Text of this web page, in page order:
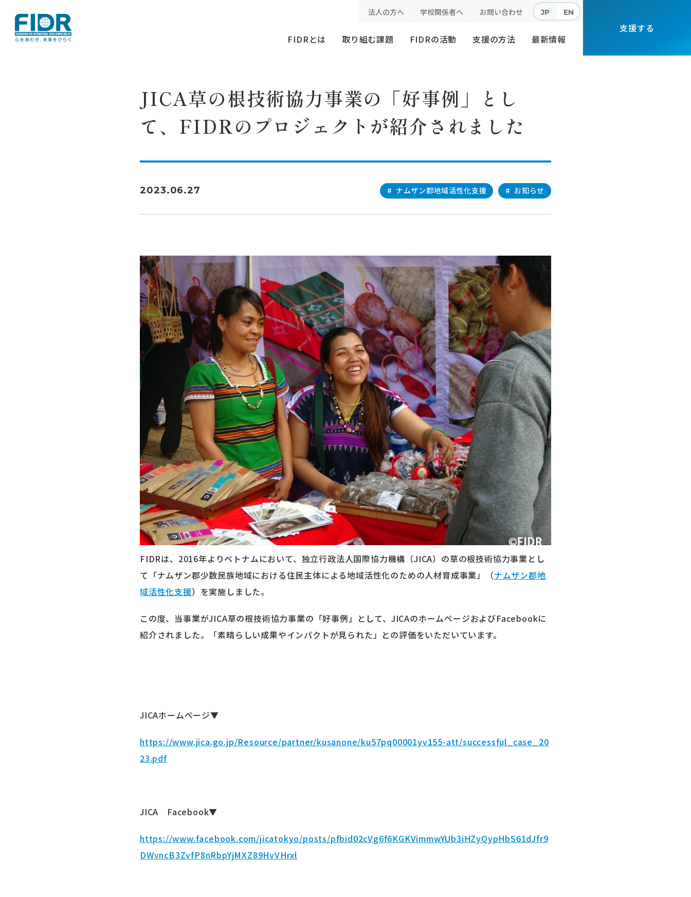
法人の方へ 学校関係者へ お問い合わせ JP EN
FIDRとは 取り組む課題 FIDRの活動 支援の方法 最新情報
支援する
JICA草の根技術協力事業の「好事例」として、FIDRのプロジェクトが紹介されました
JICA草の根技術協力事業の「好事例」とし
て、FIDRのプロジェクトが紹介されました
2023.06.27 # ナムザン郡地域活性化支援 # お知らせ
FIDRは、 2016年よりベトナムにおいて、独立行政法人国際協力機構（JICA）の草の根技術協力事業とし
て「ナムザン郡少数民族地域における住民主体による地域活性化のための人材育成事業」（ナムザン郡地
域活性化支援）を実施しました。
この度、当事業がJICA草の根技術協力事業の「好事例」として、 JICAのホームページおよびFacebookに
紹介されました。「素晴らしい成果やインパクトが見られた」との評価をいただいています。
JICAホームページ▼
https://www.jica.go.jp/Resource/partner/kusanone/ku57pq00001yv155-att/successful_case_20
23.pdf
JICA Facebook▼
https://www.facebook.com/jicatokyo/posts/pfbid02cVg6f6KGKVimmwYUb3iHZyQypHbS61dJfr9
DWvncB3ZvfP8nRbpYjMXZ89HvVHrxl